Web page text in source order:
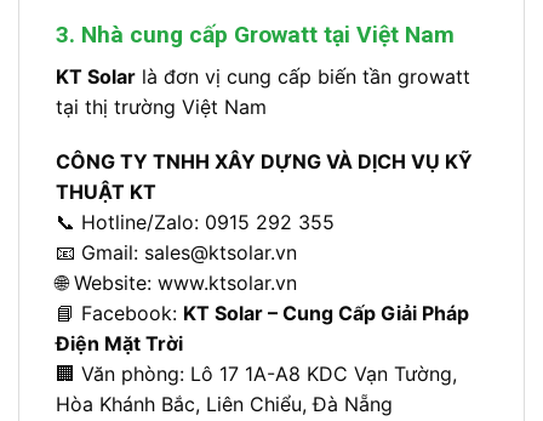
3. Nhà cung cấp Growatt tại Việt Nam
KT Solar là đơn vị cung cấp biến tần growatt
tại thị trường Việt Nam
CÔNG TY TNHH XÂY DỰNG VÀ DỊCH VỤ KỸ
THUẬT KT
📞 Hotline/Zalo: 0915 292 355
📧 Gmail: sales@ktsolar.vn
🌐 Website: www.ktsolar.vn
📘 Facebook: KT Solar – Cung Cấp Giải Pháp
Điện Mặt Trời
🏢 Văn phòng: Lô 17 1A-A8 KDC Vạn Tường,
Hòa Khánh Bắc, Liên Chiểu, Đà Nẵng